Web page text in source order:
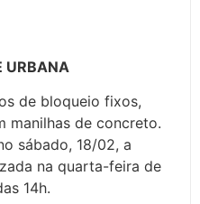
URBANA
de bloqueio fixos,
manilhas de concreto.
sábado, 18/02, a
na quarta-feira de
14h.